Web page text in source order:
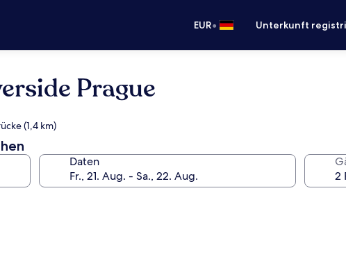
EUR• Unterkunft
Prague
(1,4 km)
Daten